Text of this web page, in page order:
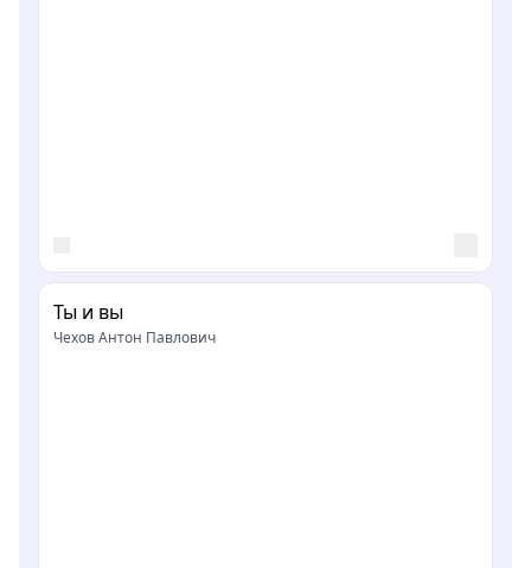
Ты и вы
Чехов Антон Павлович